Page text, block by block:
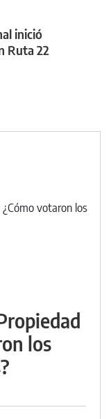
inició
Ruta 22
los